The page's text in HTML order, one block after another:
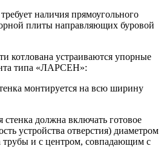
наличия прямоугольного
плиты направляющих буровой
котлована устраиваются упорные
типа «ЛАРСЕН»:
монтируется на всю ширину
должна включать готовое
устройства отверстия) диаметром
трубы и с центром, совпадающим с